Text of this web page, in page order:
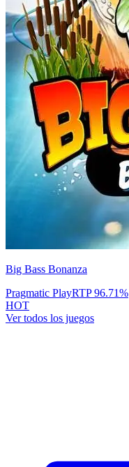
Big Bass Bonanza
Pragmatic PlayRTP96.71%
HOT
Ver todos los juegos